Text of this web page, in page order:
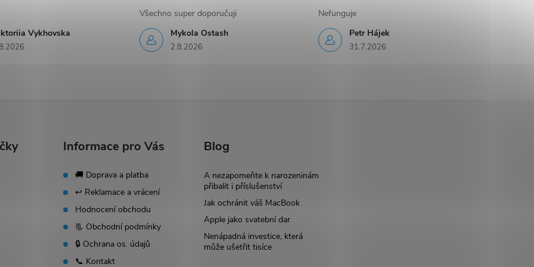
Vykhovska
Mykola Ostash
2.8.2026
Všechno super doporučuji
Petr Hájek
31.7.2026
Nefunguje
Informace pro Vás
🚚 Doprava a platba
↩️ Reklamace a vrácení
Hodnocení obchodu
📃 Obchodní podmínky
🔒 Ochrana os. údajů
📞 Kontakt
Blog
A nezapomeňte k narozeninám
přibalit i příslušenství
Jak ochránit váš MacBook
Apple jako svatební dar
Nenápadná investice, která
může ušetřit tisíce